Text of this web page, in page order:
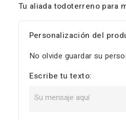
Tu aliada todoterreno para
Personalización del
No olvide guardar su
Escribe tu texto: